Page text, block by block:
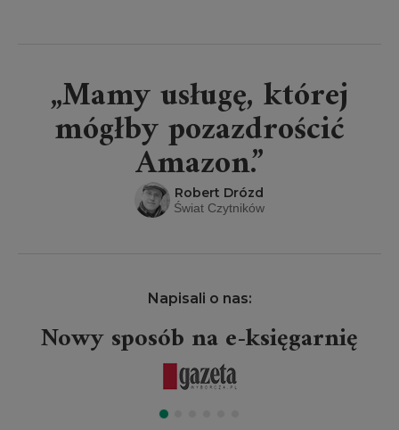
„Mamy usługę, której
mógłby pozazdrościć
Amazon.”
Robert Drózd
Świat Czytników
Napisali o nas:
Nowy sposób na e-księgarnię